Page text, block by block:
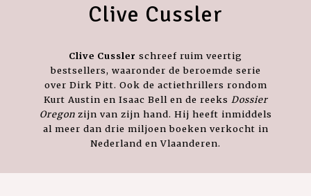
Clive Cussler
Clive Cussler schreef ruim veertig
bestsellers, waaronder de beroemde serie
over Dirk Pitt. Ook de actiethrillers rondom
Kurt Austin en Isaac Bell en de reeks Dossier
Oregonzijn van zijn hand. Hij heeft inmiddels
al meer dan drie miljoen boeken verkocht in
Nederland en Vlaanderen.